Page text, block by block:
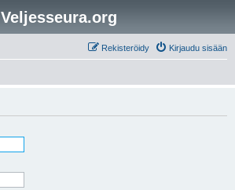
Veljesseura.org
Kirjaudu sisään
Rekisteröidy